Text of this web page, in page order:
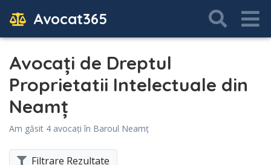
Avocat365
Avocați de Dreptul
Proprietatii Intelectuale din
Neamţ
Am găsit 4 avocați în Baroul Neamţ
Filtrare Rezultate